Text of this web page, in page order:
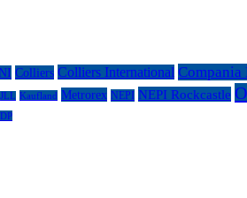
Colliers Colliers International
JLL Kaufland Metrorex NEPI NEPI Rockcastle